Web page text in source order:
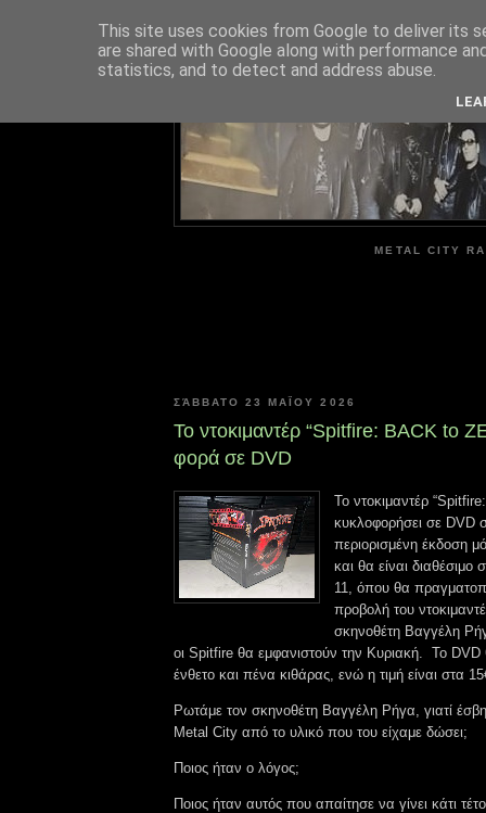
METAL CITY
ΣΆΒΒΑΤΟ 23 ΜΑΪ́ΟΥ 2026
To ντοκιμαντέρ “Spitfire: BACK to
φορά σε DVD
Το ντοκιμαντέρ
κυκλοφορήσει σε DVD
περιορισμένη έκδοση
και θα είναι
11, όπου θα
προβολή του
σκηνοθέτη Βαγγέλη
οι Spitfire θα εμφανιστούν την Κυριακή. Το DVD
ένθετο και πένα κιθάρας, ενώ η τιμή είναι στα
Ρωτάμε τον σκηνοθέτη Βαγγέλη Ρήγα, γιατί
Metal City από το υλικό που του είχαμε δώσει;
Ποιος ήταν ο λόγος;
Ποιος ήταν αυτός που απαίτησε να γίνει κάτι
This site uses cookies from Google to deliver its
are shared with Google along with performance
statistics, and to detect and address abuse.